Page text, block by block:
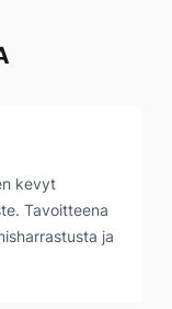
kevyt
Tavoitteena
ja